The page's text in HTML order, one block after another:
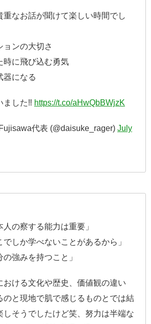
重なお話が聞けて楽しい時間でし
ョンの大切さ
時に飛び込む勇気
器になる
ました‼︎ https://t.co/aHwQbBWjzK
代表 (@daisuke_rager) July
の察する能力は重要」
しか学べないことがあるから」
強みを持つこと」
おける文化や歴史、価値観の違い
のと現地で肌で感じるものとでは結
しそうでしたけど笑、努力は半端な